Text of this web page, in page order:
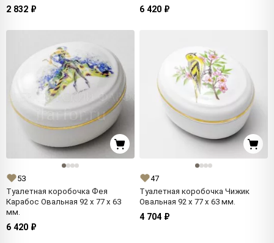
2 832 ₽ 6 420 ₽
53
Туалетная коробочка Фея
Карабос Овальная 92 x 77 x 63
мм.
6 420 ₽
47
Туалетная коробочка Чижик
Овальная 92 x 77 x 63 мм.
4 704 ₽